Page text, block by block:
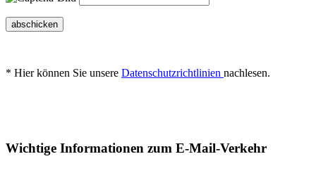
abschicken
* Hier können Sie unsere Datenschutzrichtlinien nachlesen.
Wichtige Informationen zum E-Mail-Verkehr